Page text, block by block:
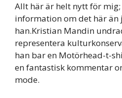
Allt här är helt nytt för
information om det här än
han.Kristian Mandin
representera
han bar en Motörhead-t-
en fantastisk kommentar
mode.